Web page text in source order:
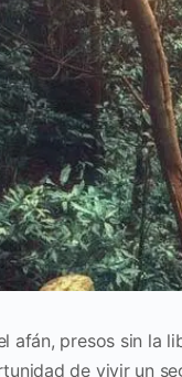
afán, presos sin la
de vivir un